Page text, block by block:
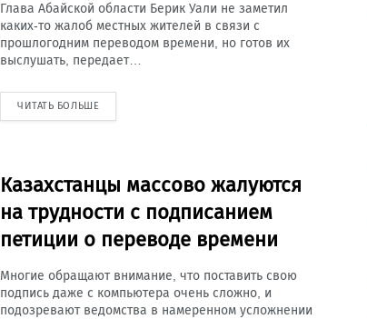
Глава Абайской области Берик Уали не заметил
каких-то жалоб местных жителей в связи с
прошлогодним переводом времени, но готов их
выслушать, передает…
ЧИТАТЬ БОЛЬШЕ
Казахстанцы массово жалуются
на трудности с подписанием
петиции о переводе времени
Многие обращают внимание, что поставить свою
подпись даже с компьютера очень сложно, и
подозревают ведомства в намеренном усложнении